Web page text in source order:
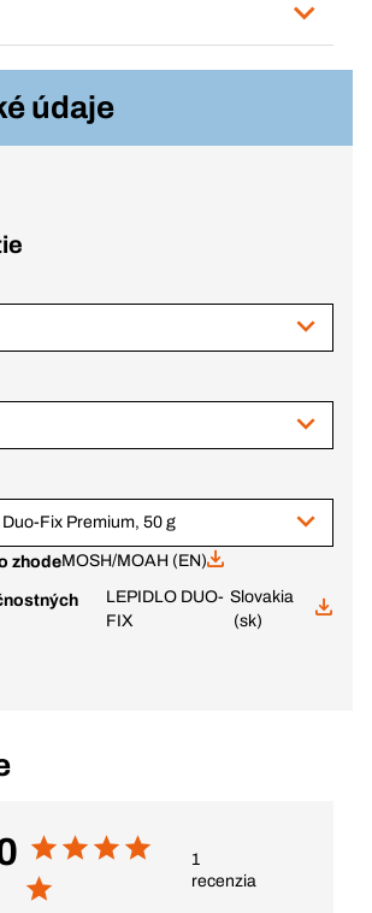
údaje
Fix Premium, 50 g
zhodeMOSH/MOAH (EN)
LEPIDLO DUO-
FIX
Slovakia
(sk)
1
recenzia